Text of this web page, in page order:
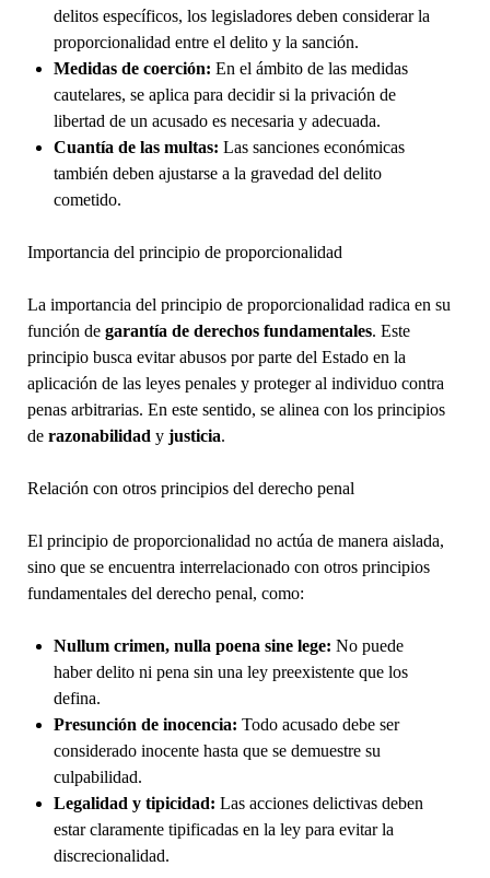
delitos específicos, los legisladores deben considerar la
proporcionalidad entre el delito y la sanción.
Medidas de coerción: En el ámbito de las medidas
cautelares, se aplica para decidir si la privación de
libertad de un acusado es necesaria y adecuada.
Cuantía de las multas: Las sanciones económicas
también deben ajustarse a la gravedad del delito
cometido.
Importancia del principio de proporcionalidad
La importancia del principio de proporcionalidad radica en su
función de garantía de derechos fundamentales. Este
principio busca evitar abusos por parte del Estado en la
aplicación de las leyes penales y proteger al individuo contra
penas arbitrarias. En este sentido, se alinea con los principios
de razonabilidad y justicia.
Relación con otros principios del derecho penal
El principio de proporcionalidad no actúa de manera aislada,
sino que se encuentra interrelacionado con otros principios
fundamentales del derecho penal, como:
Nullum crimen, nulla poena sine lege: No puede
haber delito ni pena sin una ley preexistente que los
defina.
Presunción de inocencia: Todo acusado debe ser
considerado inocente hasta que se demuestre su
culpabilidad.
Legalidad y tipicidad: Las acciones delictivas deben
estar claramente tipificadas en la ley para evitar la
discrecionalidad.